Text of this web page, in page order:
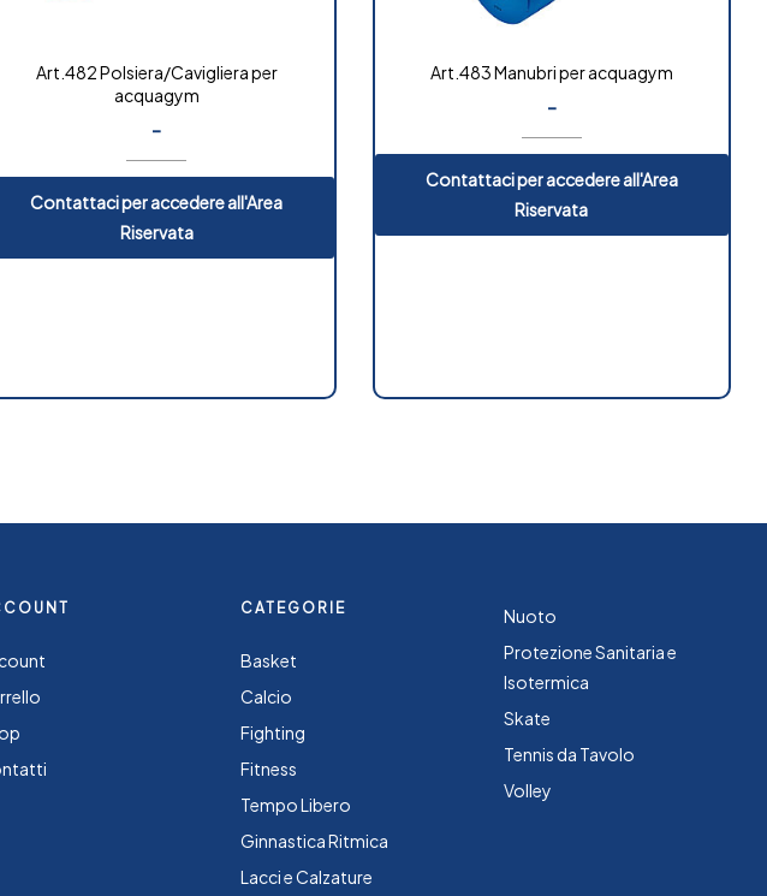
Art.482 Polsiera/Cavigliera per
acquagym
-
Contattaci per accedere all'Area
Riservata
Art.483 Manubri per acquagym
-
Contattaci per accedere all'Area
Riservata
CATEGORIE
Basket
Calcio
Fighting
Fitness
Tempo Libero
Ginnastica Ritmica
Lacci e Calzature
Nuoto
Protezione Sanitaria e
Isotermica
Skate
Tennis da Tavolo
Volley